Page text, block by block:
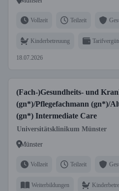
Vollzeit Teilzeit
Kinderbetreuung
18.07.2026
(Fach-)Gesundheits- und
(gn*)/Pflegefachmann (gn*)/
(gn*) Intermediate Care
Universitätsklinikum Münster
Münster
Vollzeit Teilzeit
Weiterbildungen